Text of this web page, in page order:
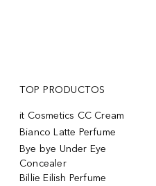
TOP PRODUCTOS
it Cosmetics CC Cream
Bianco Latte Perfume
Bye bye Under Eye
Concealer
Billie Eilish Perfume